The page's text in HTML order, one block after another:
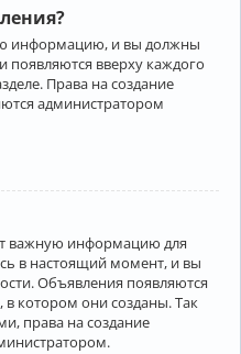
информацию, и вы должны
вверху каждого
Права на создание
администратором
важную информацию для
в настоящий момент, и вы
Объявления появляются
котором они созданы. Так
права на создание